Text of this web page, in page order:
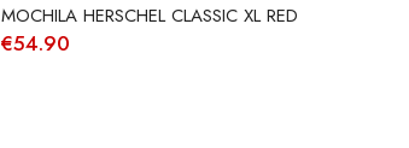
MOCHILA HERSCHEL CLASSIC XL RED
€54.90